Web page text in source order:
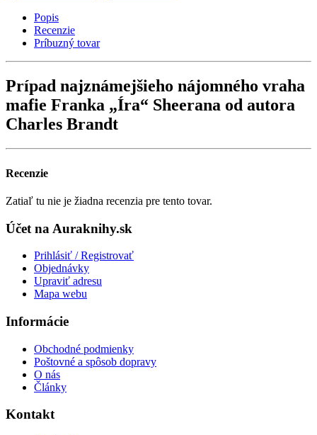
Popis
Recenzie
Príbuzný tovar
Prípad najznámejšieho nájomného vraha
mafie Franka „Íra“ Sheerana od autora
Charles Brandt
Recenzie
Zatiaľ tu nie je žiadna recenzia pre tento tovar.
Účet na Auraknihy.sk
Prihlásiť / Registrovať
Objednávky
Upraviť adresu
Mapa webu
Informácie
Obchodné podmienky
Poštovné a spôsob dopravy
O nás
Články
Kontakt